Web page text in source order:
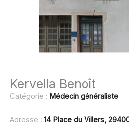
Kervella Benoît
Catégorie : Médecin généraliste
Adresse : 14 Place du Villers,